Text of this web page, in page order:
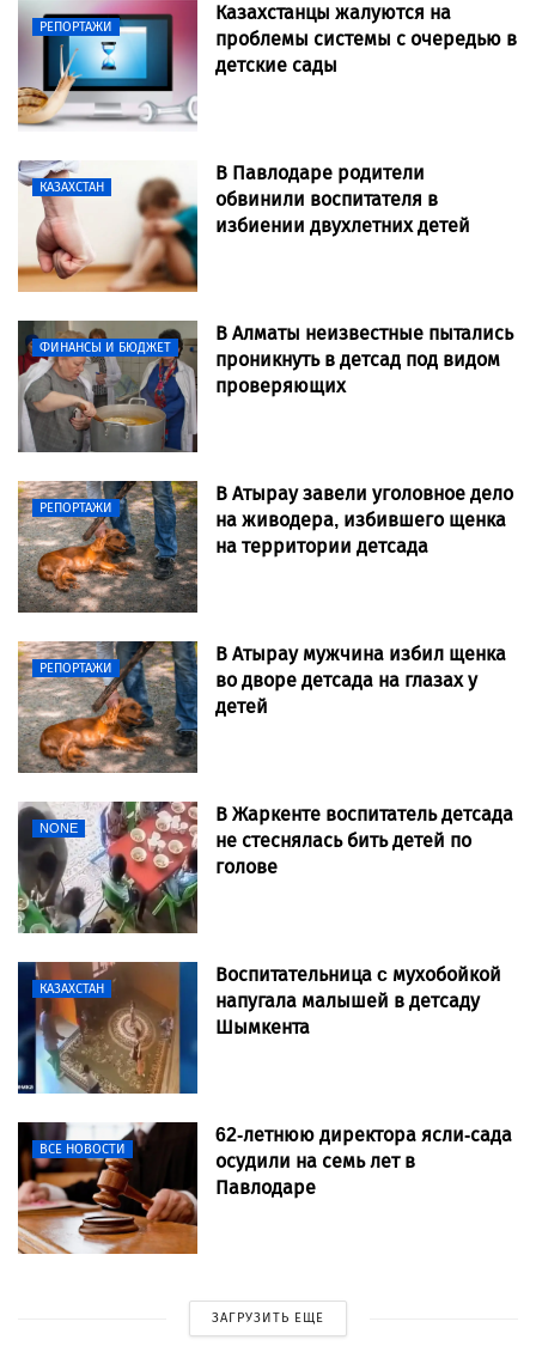
РЕПОРТАЖИ
Казахстанцы жалуются на
проблемы системы с очередью в
детские сады
КАЗАХСТАН
В Павлодаре родители
обвинили воспитателя в
избиении двухлетних детей
ФИНАНСЫ И БЮДЖЕТ
В Алматы неизвестные пытались
проникнуть в детсад под видом
проверяющих
РЕПОРТАЖИ
В Атырау завели уголовное дело
на живодера, избившего щенка
на территории детсада
РЕПОРТАЖИ
В Атырау мужчина избил щенка
во дворе детсада на глазах у
детей
NONE
В Жаркенте воспитатель детсада
не стеснялась бить детей по
голове
КАЗАХСТАН
Воспитательница c мухобойкой
напугала малышей в детсаду
Шымкента
ВСЕ НОВОСТИ
62-летнюю директора ясли-сада
осудили на семь лет в
Павлодаре
ЗАГРУЗИТЬ ЕЩЕ